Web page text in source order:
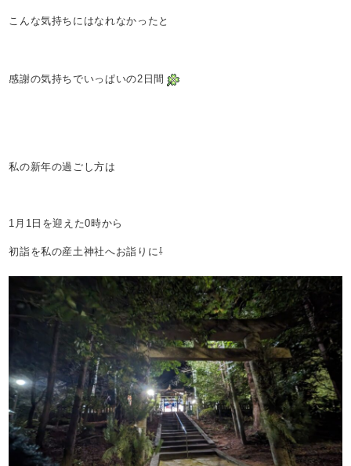
こんな気持ちにはなれなかったと
感謝の気持ちでいっぱいの2日間
私の新年の過ごし方は
1月1日を迎えた0時から
初詣を私の産土神社へお詣りに⇩